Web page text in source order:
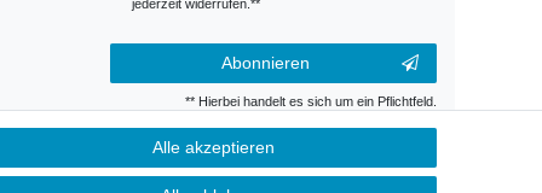
jederzeit widerrufen.**
Abonnieren
** Hierbei handelt es sich um ein Pflichtfeld.
Kontakt
Alle akzeptieren